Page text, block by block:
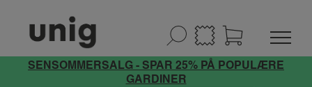
SENSOMMERSALG - SPAR 25% PÅ POPULÆRE
GARDINER